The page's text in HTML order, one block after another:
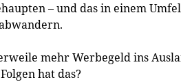
– und das in einem
mehr Werbegeld ins
hat das?